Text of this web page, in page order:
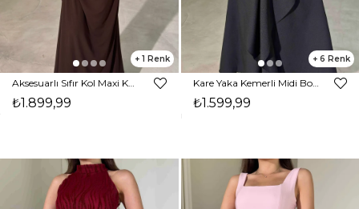
1
Aksesuarlı Sıfır Kol Maxi Kahverengi Ciana Kadın Elbise 26Y209
₺1.899,99
6
Kare Yaka Kemerli Midi Boy Siyah Vesper Kadın Elbise 26Y391
₺1.599,99